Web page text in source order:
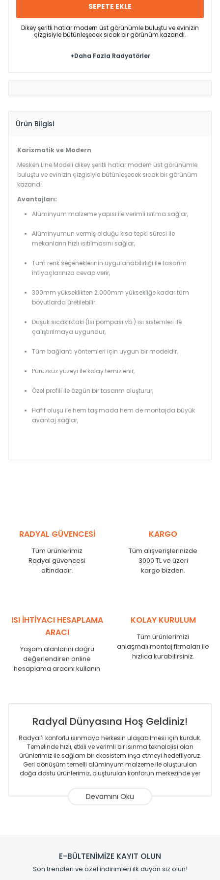
SEPETE EKLE
Dikey şeritli hatlar modern üst görünümle buluştu ve evinizin
çizgisiyle bütünleşecek sıcak bir görünüm kazandı.
+Daha Fazla Radyatörler
Ürün Bilgisi
Karizmatik ve Modern
Mesken Line Modeli dikey şeritli hatlar modern üst görünümle
buluştu ve evinizin çizgisiyle bütünleşecek sıcak bir görünüm
kazandı.
Avantajları:
Alüminyum malzeme yapısı ile verimli ısıtma sağlar,
Alüminyumun vermiş olduğu kısa tepki süresi ile
mekanların hızlı ısıtılmasını sağlar,
Tüm renk seçeneklerinin uygulanabilirliği ile tasarım
ihtiyaçlarınıza cevap verir,
300mm yükseklikten 2.000mm yüksekliğe kadar tüm
boyutlarda üretilebilir.
Düşük sıcaklıktaki (Isı pompası vb.) ısı sistemleri ile
çalıştırılmaya uygundur,
Tüm bağlantı yöntemleri için uygun bir modeldir,
Pürüzsüz yüzeyi ile kolay temizlenir,
Özel profili ile özgün bir tasarım oluşturur,
Hafif oluşu ile hem taşımada hem de montajda büyük
avantaj sağlar,
RADYAL GÜVENCESİ
Tüm ürünlerimiz
Radyal güvencesi
altındadır.
KARGO
Tüm alışverişlerinizde
3000 TL ve üzeri
kargo bizden.
ISI İHTİYACI HESAPLAMA
ARACI
Yaşam alanlarını doğru
değerlendiren online
hesaplama aracını kullanın
KOLAY KURULUM
Tüm ürünlerimizi
anlaşmalı montaj firmaları ile
hızlıca kurabilirsiniz.
Radyal Dünyasına Hoş Geldiniz!
Radyal’i konforlu ısınmaya herkesin ulaşabilmesi için kurduk.
Temelinde hızlı, etkili ve verimli bir ısınma teknolojisi olan
ürünlerimiz ile sağlam bir ekosistem inşa etmeyi hedefliyoruz.
Geri dönüşüm temelli alüminyum malzeme ile oluşturulan
doğa dostu ürünlerimiz, oluşturulan konforun merkezinde yer
Sizlere sunmakta olduğumuz Alüminyum Radyatör ve
gurur duymaktadır. Avrupa’ya yapmakta olduğu ihracat ile
de ürünlerinde sadece tasarımın ön planda olmadığını aynı
zamanda kalite olarak ta en üst seviyede olduğunu
E-BÜLTENİMİZE KAYIT OLUN
Son trendleri ve özel indirimleri ilk duyan siz olun!